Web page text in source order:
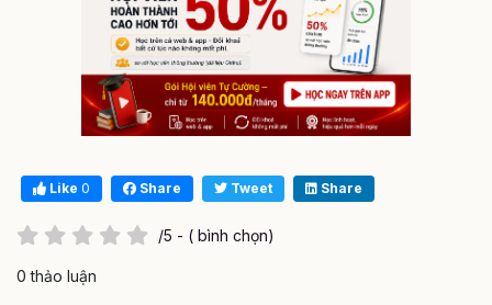
Like 0 Share Tweet Share
/5 - ( bình chọn)
0 thảo luận